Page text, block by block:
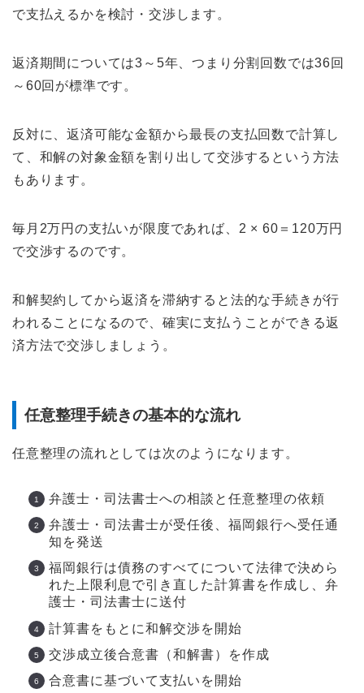
で支払えるかを検討・交渉します。
返済期間については3～5年、つまり分割回数では36回
～60回が標準です。
反対に、返済可能な金額から最長の支払回数で計算し
て、和解の対象金額を割り出して交渉するという方法
もあります。
毎月2万円の支払いが限度であれば、2 × 60＝120万円
で交渉するのです。
和解契約してから返済を滞納すると法的な手続きが行
われることになるので、確実に支払うことができる返
済方法で交渉しましょう。
任意整理手続きの基本的な流れ
任意整理の流れとしては次のようになります。
弁護士・司法書士への相談と任意整理の依頼
弁護士・司法書士が受任後、福岡銀行へ受任通
知を発送
福岡銀行は債務のすべてについて法律で決めら
れた上限利息で引き直した計算書を作成し、弁
護士・司法書士に送付
計算書をもとに和解交渉を開始
交渉成立後合意書（和解書）を作成
合意書に基づいて支払いを開始